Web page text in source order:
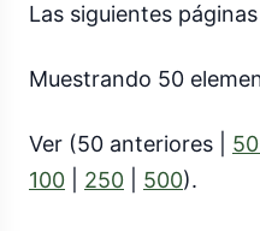
Las siguientes
Muestrando 50
Ver (50 anteriores
100
250 500).